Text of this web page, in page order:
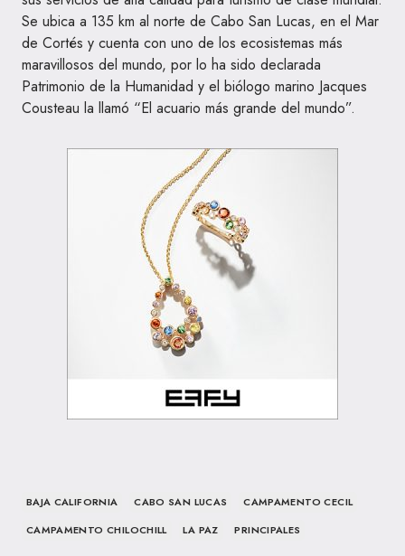
Se ubica a 135 km al norte de Cabo San Lucas, en el Mar
de Cortés y cuenta con uno de los ecosistemas más
maravillosos del mundo, por lo ha sido declarada
Patrimonio de la Humanidad y el biólogo marino Jacques
Cousteau la llamó “El acuario más grande del mundo”.
BAJA CALIFORNIA CABO SAN LUCAS
CAMPAMENTO CECIL
CAMPAMENTO CHILOCHILL
LA PAZ PRINCIPALES